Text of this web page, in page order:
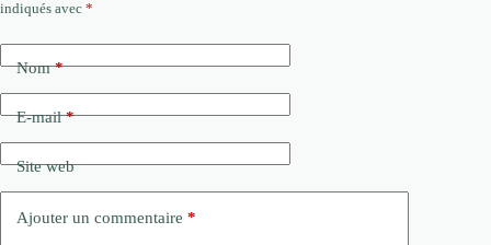
indiqués avec *
Nom*
E-mail*
Site web
Ajouter un commentaire *